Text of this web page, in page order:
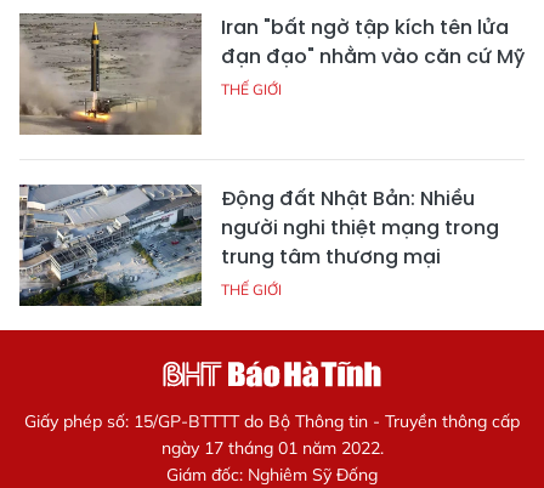
Iran "bất ngờ tập kích tên lửa
đạn đạo" nhằm vào căn cứ Mỹ
THẾ GIỚI
Động đất Nhật Bản: Nhiều
người nghi thiệt mạng trong
trung tâm thương mại
THẾ GIỚI
Giấy phép số: 15/GP-BTTTT do Bộ Thông tin - Truyền thông cấp
ngày 17 tháng 01 năm 2022.
Giám đốc: Nghiêm Sỹ Đống